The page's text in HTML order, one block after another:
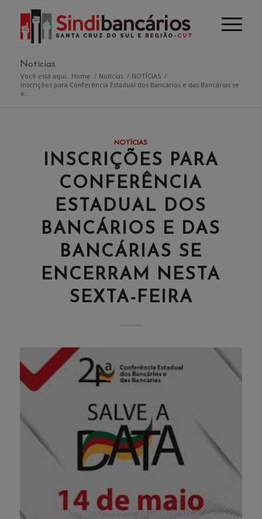
Notícias
Você está aqui: Home / Notícias / NOTÍCIAS /
Inscrições para Conferência Estadual dos Bancários e das Bancárias se
e...
NOTÍCIAS
INSCRIÇÕES PARA
CONFERÊNCIA
ESTADUAL DOS
BANCÁRIOS E DAS
BANCÁRIAS SE
ENCERRAM NESTA
SEXTA-FEIRA